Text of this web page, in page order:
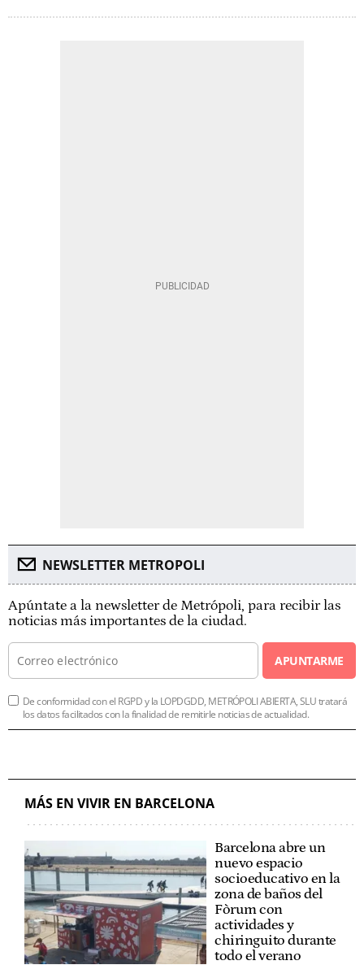
NEWSLETTER METROPOLI
Apúntate a la newsletter de Metrópoli, para recibir las
noticias más importantes de la ciudad.
APUNTARME
De conformidad con el RGPD y la LOPDGDD, METRÓPOLI ABIERTA, SLU tratará
los datos facilitados con la finalidad de remitirle noticias de actualidad.
MÁS EN VIVIR EN BARCELONA
Barcelona abre un
nuevo espacio
socioeducativo en la
zona de baños del
Fòrum con
actividades y
chiringuito durante
todo el verano